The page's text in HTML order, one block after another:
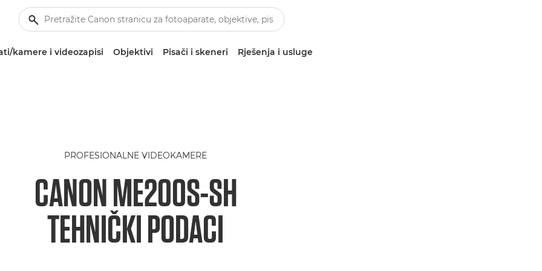
kamere i videozapisi Objektivi Pisači i skeneri Rješenja i usluge
PROFESIONALNE VIDEOKAMERE
CANON ME200S-SH
TEHNIČKI PODACI